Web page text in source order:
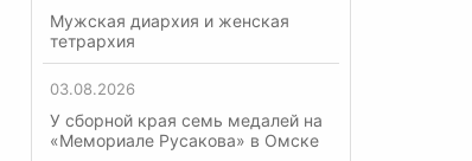
Мужская диархия и женская
тетрархия
03.08.2026
У сборной края семь медалей на
«Мемориале Русакова» в Омске